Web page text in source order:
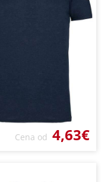
Cena od 4,63€